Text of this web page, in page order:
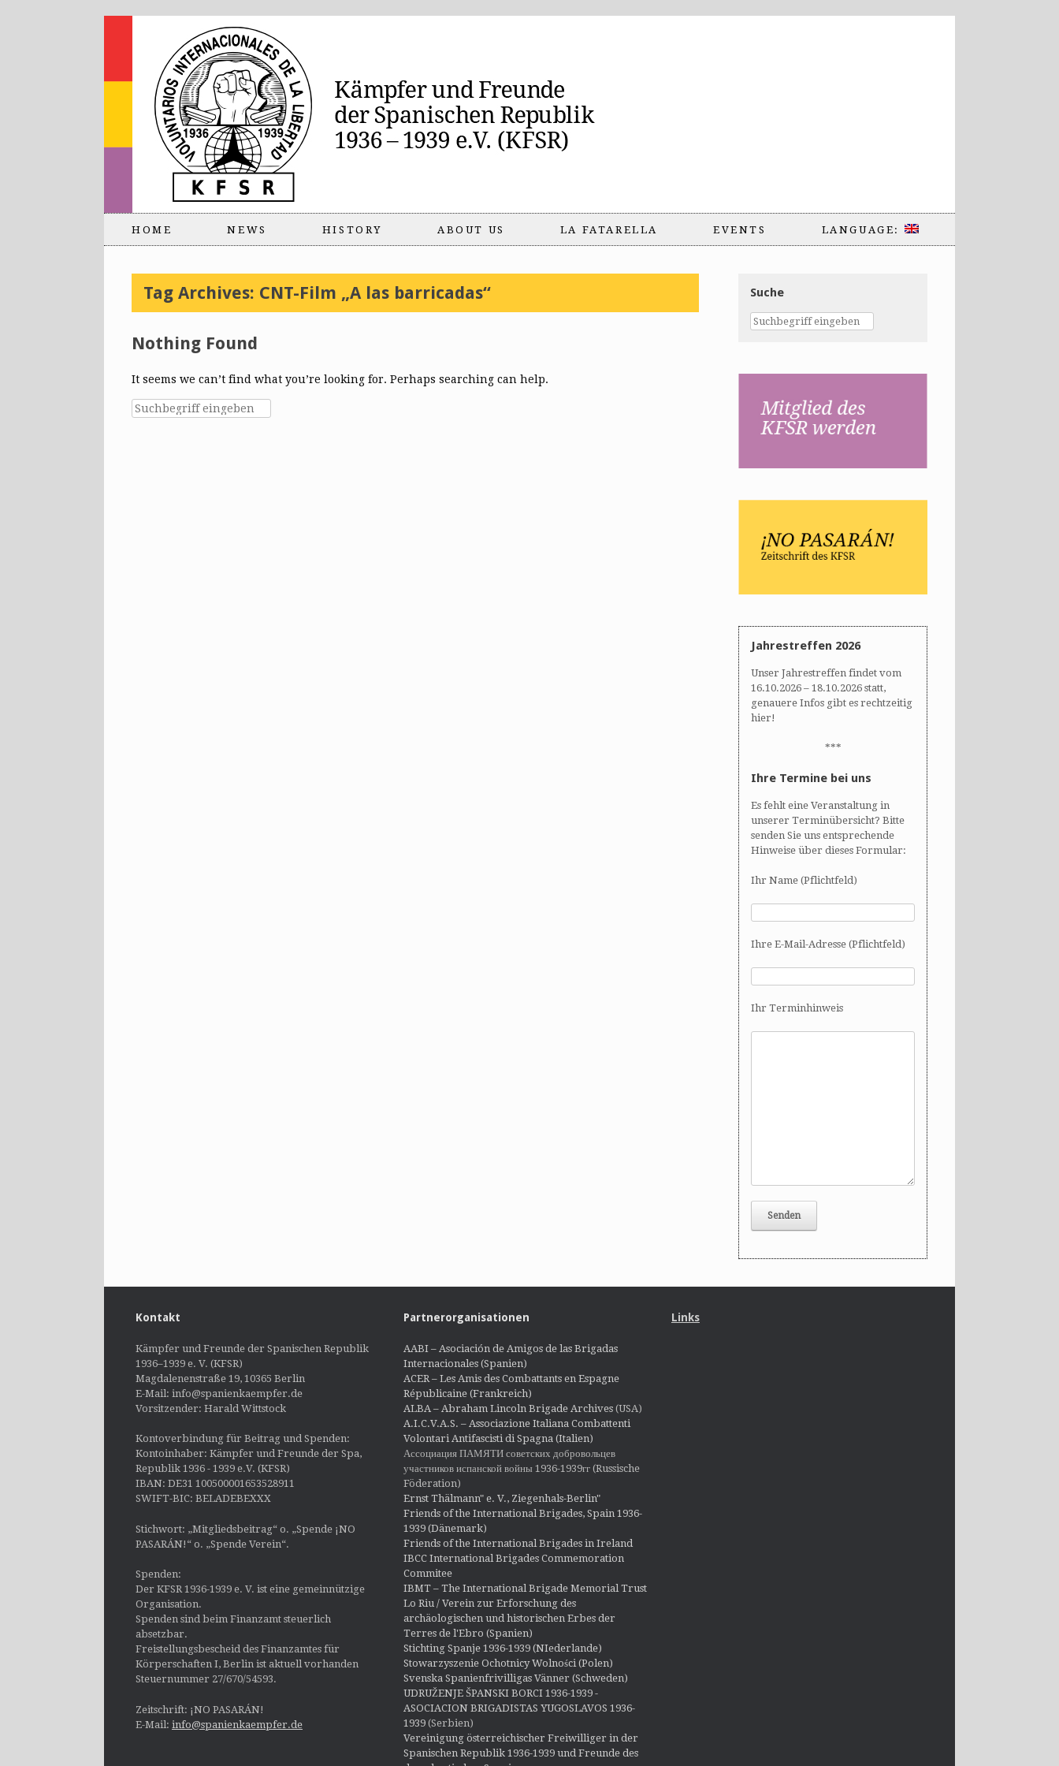
HOME NEWS HISTORY ABOUT US LA FATARELLA EVENTS LANGUAGE:
Tag Archives: CNT-Film „A las barricadas“
Nothing Found
It seems we can’t find what you’re looking for. Perhaps searching can help.
Suche
Jahrestreffen 2026
Unser Jahrestreffen findet vom
16.10.2026 – 18.10.2026 statt,
genauere Infos gibt es rechtzeitig
hier!
***
Ihre Termine bei uns
Es fehlt eine Veranstaltung in
unserer Terminübersicht? Bitte
senden Sie uns entsprechende
Hinweise über dieses Formular:
Ihr Name (Pflichtfeld)
Ihre E-Mail-Adresse (Pflichtfeld)
Ihr Terminhinweis
Kontakt
Kämpfer und Freunde der Spanischen Republik
1936–1939 e. V. (KFSR)
Magdalenenstraße 19, 10365 Berlin
E-Mail: info@spanienkaempfer.de
Vorsitzender: Harald Wittstock
Kontoverbindung für Beitrag und Spenden:
Kontoinhaber: Kämpfer und Freunde der Spa,
Republik 1936 - 1939 e.V. (KFSR)
IBAN: DE31 100500001653528911
SWIFT-BIC: BELADEBEXXX
Stichwort: „Mitgliedsbeitrag“ o. „Spende ¡NO
PASARÁN!“ o. „Spende Verein“.
Spenden:
Der KFSR 1936-1939 e. V. ist eine gemeinnützige
Organisation.
Spenden sind beim Finanzamt steuerlich
absetzbar.
Freistellungsbescheid des Finanzamtes für
Körperschaften I, Berlin ist aktuell vorhanden
Steuernummer 27/670/54593.
Zeitschrift: ¡NO PASARÁN!
E-Mail: info@spanienkaempfer.de
Partnerorganisationen
AABI – Asociación de Amigos de las Brigadas
Internacionales (Spanien)
ACER – Les Amis des Combattants en Espagne
Républicaine (Frankreich)
ALBA – Abraham Lincoln Brigade Archives(USA)
A.I.C.V.A.S. – Associazione Italiana Combattenti
Volontari Antifascisti di Spagna (Italien)
Ассоциация ПАМЯТИ советских добровольцев
участников испанской войны 1936-1939гг (Russische
Föderation)
Ernst Thälmann" e. V., Ziegenhals-Berlin"
Friends of the International Brigades, Spain 1936-
1939 (Dänemark)
Friends of the International Brigades in Ireland
IBCC International Brigades Commemoration
Commitee
IBMT – The International Brigade Memorial Trust
Lo Riu / Verein zur Erforschung des
archäologischen und historischen Erbes der
Terres de l'Ebro (Spanien)
Stichting Spanje 1936-1939 (NIederlande)
Stowarzyszenie Ochotnicy Wolności (Polen)
Svenska Spanienfrivilligas Vänner (Schweden)
UDRUŽENJE ŠPANSKI BORCI 1936-1939 -
ASOCIACION BRIGADISTAS YUGOSLAVOS 1936-
1939(Serbien)
Vereinigung österreichischer Freiwilliger in der
Spanischen Republik 1936-1939 und Freunde des
Links